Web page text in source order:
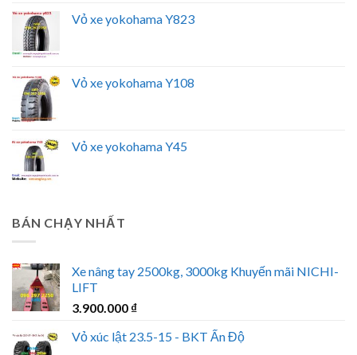
Vỏ xe yokohama Y823
Vỏ xe yokohama Y108
Vỏ xe yokohama Y45
BÁN CHẠY NHẤT
Xe nâng tay 2500kg, 3000kg Khuyến mãi NICHI-
LIFT
3.900.000 ₫
Vỏ xúc lật 23.5-15 - BKT Ấn Độ